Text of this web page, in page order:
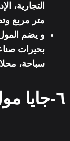
التجارية،
متر مربع وتصل إلى
و يضم
بحيرات
سباحة،
٦-جايا مول العاصمة الجديدة